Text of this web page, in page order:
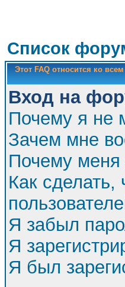
Список
Этот FAQ относится ко
Вход на
Почему я не
Зачем мне
Почему меня
Как сделать,
Я забыл
Я
Я был